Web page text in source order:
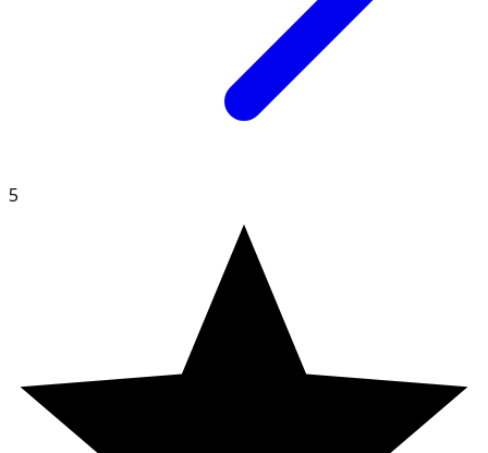
Sötningsmedel (sorbitol), klumpförebyggande medel
(fettsyror, magnesiumsalter av fettsyror, kiselodioxid),
vitamin D (kolekalciferol), arom (citron).
5